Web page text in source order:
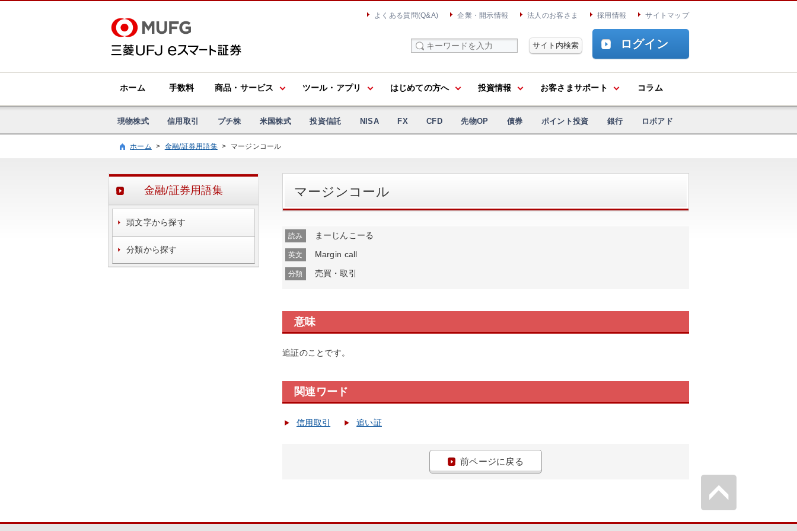
よくある質問(Q&A) 企業・開示情報 法人のお客さま 採用情報 サイトマップ
ログイン
ホーム 手数料 商品・サービス ツール・アプリ はじめての方へ 投資情報 お客さまサポート コラム
現物株式 信用取引 プチ株 米国株式 投資信託 NISA FX CFD 先物OP 債券 ポイント投資 銀行 ロボアド
ホーム > 金融/証券用語集 > マージンコール
マージンコール
読み まーじんこーる
英文 Margin call
分類 売買・取引
意味
追証のことです。
関連ワード
信用取引 追い証
前ページに戻る
金融/証券用語集
頭文字から探す
分類から探す